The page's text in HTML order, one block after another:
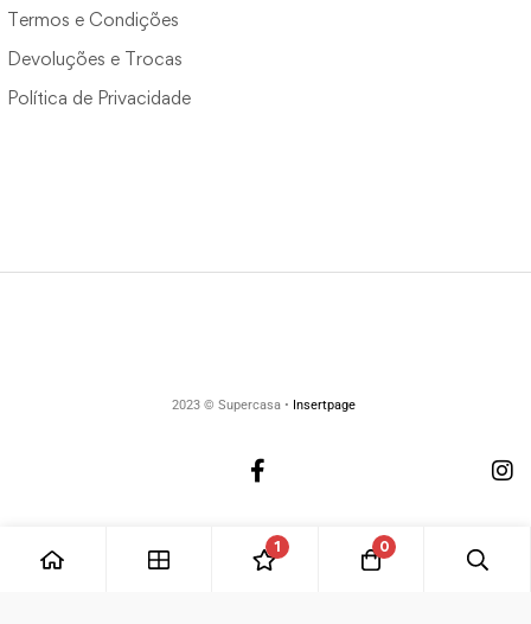
Termos e Condições
Devoluções e Trocas
Política de Privacidade
2023 © Supercasa • Insertpage
1 0